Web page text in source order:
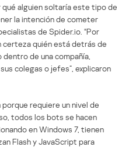
qué alguien soltaría este tipo de
la intención de cometer
de Spider.io. “Por
certeza quién está detrás de
de una compañía,
colegas o jefes”, explicaron
requiere un nivel de
todos los bots se hacen
en Windows 7, tienen
Flash y JavaScript para